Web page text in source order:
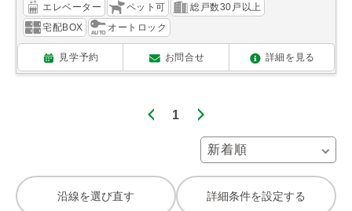
エレベーター
ペット可
総戸数30戸以上
宅配BOX
オートロック
見学予約 お問合せ 詳細を見る
1
沿線を選び直す 詳細条件を設定する